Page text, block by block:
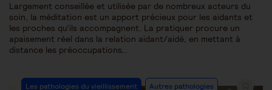
Largement conseillée et utilisée par de nombreux acteurs du
soin, la méditation est un apport précieux pour les aidants et
les proches qu’ils accompagnent. La pratiquer procure un
apaisement réel dans la relation aidant/aidé, en mettant à
distance les préoccupations…
Post
Les pathologies du vieillissement Autres pathologies